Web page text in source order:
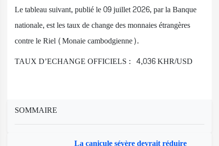
Le tableau suivant, publié le 09 juillet 2026, par la Banque
nationale, est les taux de change des monnaies étrangères
contre le Riel (Monaie cambodgienne).
TAUX D’ECHANGE OFFICIELS : 4,036 KHR/USD
SOMMAIRE